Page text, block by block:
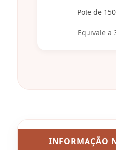
Pote de
Equivale a
INFORMAÇÃO